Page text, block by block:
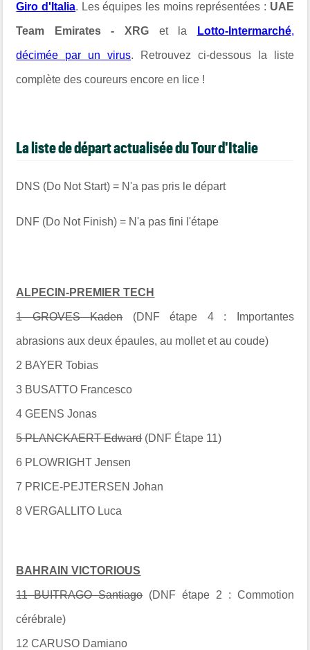
Giro d'Italia. Les équipes les moins représentées : UAE
Team Emirates - XRG et la Lotto-Intermarché,
décimée par un virus. Retrouvez ci-dessous la liste
complète des coureurs encore en lice !
La liste de départ actualisée du Tour d'Italie
DNS (Do Not Start) = N'a pas pris le départ
DNF (Do Not Finish) = N'a pas fini l'étape
ALPECIN-PREMIER TECH
1 GROVES Kaden(DNF étape 4 : Importantes
abrasions aux deux épaules, au mollet et au coude)
2 BAYER Tobias
3 BUSATTO Francesco
4 GEENS Jonas
5 PLANCKAERT Edward(DNF Étape 11)
6 PLOWRIGHT Jensen
7 PRICE-PEJTERSEN Johan
8 VERGALLITO Luca
BAHRAIN VICTORIOUS
11 BUITRAGO Santiago(DNF étape 2 : Commotion
cérébrale)
12 CARUSO Damiano